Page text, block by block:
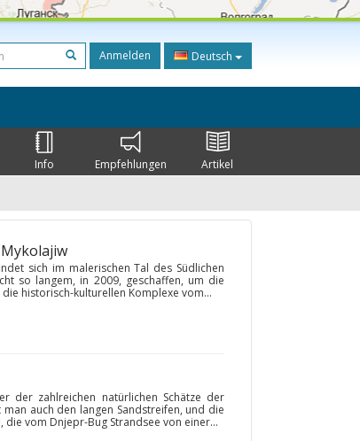
Anmelden Deutsch
Info Empfehlungen Artikel
Mykolajiw
sich im malerischen Tal des Südlichen
so langem, in 2009, geschaffen, um die
historisch-kulturellen Komplexe vom...
der zahlreichen natürlichen Schätze der
auch den langen Sandstreifen, und die
vom Dnjepr-Bug Strandsee von einer...